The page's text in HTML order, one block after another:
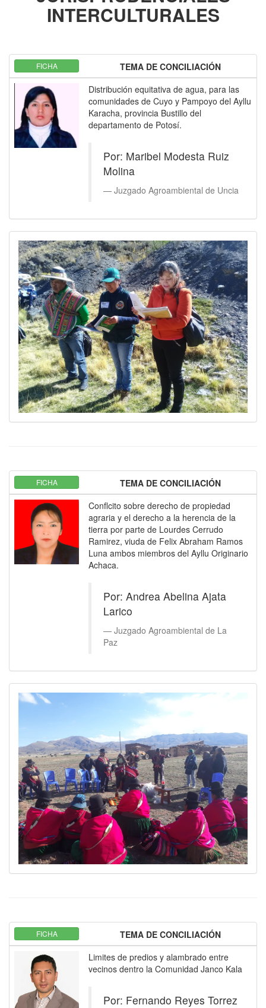
INTERCULTURALES
FICHA
TEMA DE CONCILIACIÓN
Distribución equitativa de agua, para las
comunidades de Cuyo y Pampoyo del Ayllu
Karacha, provincia Bustillo del
departamento de Potosí.
Por: Maribel Modesta Ruiz
Molina
Juzgado Agroambiental de Uncia
FICHA
TEMA DE CONCILIACIÓN
Conflcito sobre derecho de propiedad
agraria y el derecho a la herencia de la
tierra por parte de Lourdes Cerrudo
Ramirez, viuda de Felix Abraham Ramos
Luna ambos miembros del Ayllu Originario
Achaca.
Por: Andrea Abelina Ajata
Larico
Juzgado Agroambiental de La
Paz
FICHA
TEMA DE CONCILIACIÓN
Limites de predios y alambrado entre
vecinos dentro la Comunidad Janco Kala
Por: Fernando Reyes Torrez